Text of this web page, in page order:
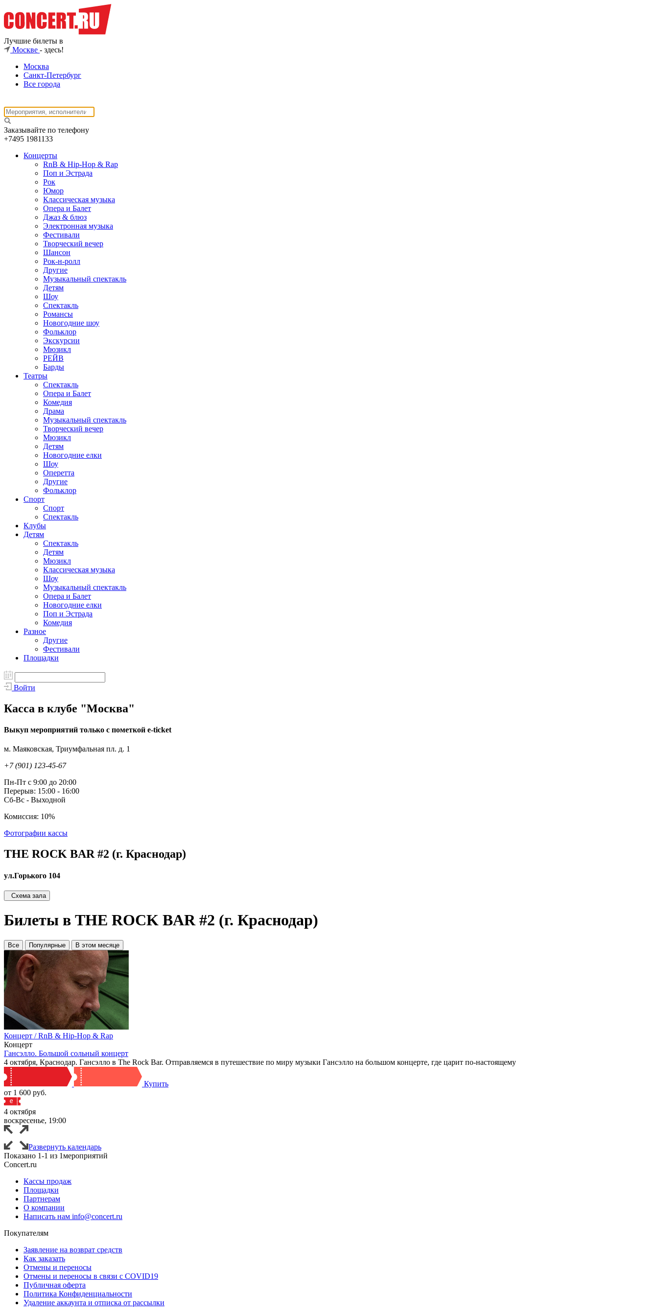
Лучшие билеты в
Москве - здесь!
Москва
Санкт-Петербург
Все города
Заказывайте по телефону
+7495 1981133
Концерты
RnB & Hip-Hop & Rap
Поп и Эстрада
Рок
Юмор
Классическая музыка
Опера и Балет
Джаз & блюз
Электронная музыка
Фестивали
Творческий вечер
Шансон
Рок-н-ролл
Другие
Музыкальный спектакль
Детям
Шоу
Спектакль
Романсы
Новогодние шоу
Фольклор
Экскурсии
Мюзикл
РЕЙВ
Барды
Театры
Спектакль
Опера и Балет
Комедия
Драма
Музыкальный спектакль
Творческий вечер
Мюзикл
Детям
Новогодние елки
Шоу
Оперетта
Другие
Фольклор
Спорт
Спорт
Спектакль
Клубы
Детям
Спектакль
Детям
Мюзикл
Классическая музыка
Шоу
Музыкальный спектакль
Опера и Балет
Новогодние елки
Поп и Эстрада
Комедия
Разное
Другие
Фестивали
Площадки
Войти
Касса в клубе "Москва"
Выкуп мероприятий только с пометкой e-ticket
м. Маяковская, Триумфальная пл. д. 1
+7 (901) 123-45-67
Пн-Пт с 9:00 до 20:00
Перерыв: 15:00 - 16:00
Сб-Вс - Выходной
Комиссия: 10%
Фотографии кассы
THE ROCK BAR #2 (г. Краснодар)
ул.Горького 104
Схема зала
Билеты в THE ROCK BAR #2 (г. Краснодар)
Все Популярные В этом месяце
Концерт / RnB & Hip-Hop & Rap
Концерт
Гансэлло. Большой сольный концерт
4 октября, Краснодар. Гансэлло в The Rock Bar. Отправляемся в путешествие по миру музыки Гансэлло на большом концерте, где царит по-настоящему
Купить
от 1 600 руб.
4 октября
воскресенье, 19:00
Развернуть календарь
Показано 1-1 из 1мероприятий
Concert.ru
Кассы продаж
Площадки
Партнерам
О компании
Написать нам info@concert.ru
Покупателям
Заявление на возврат средств
Как заказать
Отмены и переносы
Отмены и переносы в связи с COVID19
Публичная оферта
Политика Конфиденциальности
Удаление аккаунта и отписка от рассылки